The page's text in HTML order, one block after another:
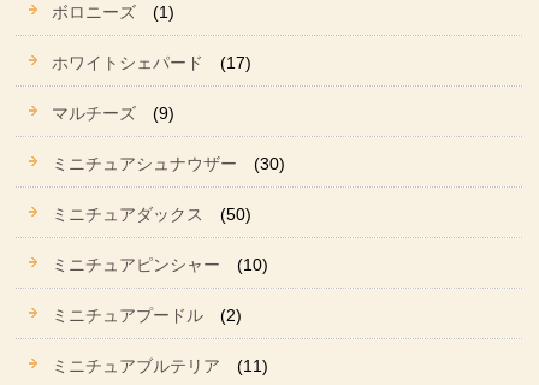
ボロニーズ (1)
ホワイトシェパード (17)
マルチーズ (9)
ミニチュアシュナウザー (30)
ミニチュアダックス (50)
ミニチュアピンシャー (10)
ミニチュアプードル (2)
ミニチュアブルテリア (11)